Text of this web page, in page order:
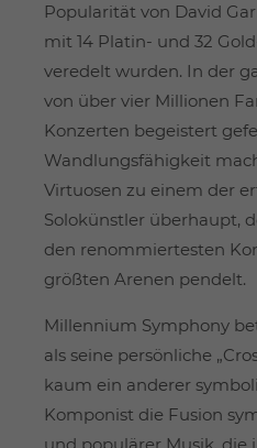
Popularität von David
mit 14 Platin- und 32
veredelt wurden. In der
von über vier Millionen
Konzerten begeistert
Wandlungsfähigkeit
Virtuosen zu einem der
Solokünstler überhaupt,
den renommiertesten
größten Arenen pendelt.
Millennium Symphony
als seine persönliche
kaum ein anderer
Komponist die Fusion